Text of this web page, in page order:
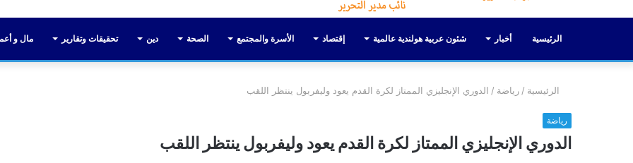
الرئيسية أخبار شئون عربية هولندية عالمية إقتصاد الأسرة والمجتمع الصحة دين تحقيقات وتقارير مال و
الرئيسية / رياضة / الدوري الإنجليزي الممتاز لكرة القدم يعود وليفربول ينتظر اللقب
رياضة
الدوري الإنجليزي الممتاز لكرة القدم يعود وليفربول ينتظر اللقب